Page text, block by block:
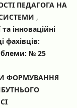
ПЕДАГОГА НА
,
інноваційні
фахівців:
№ 25
ФОРМУВАННЯ